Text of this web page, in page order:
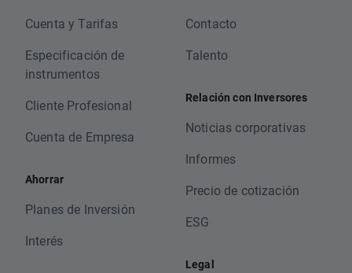
Cuenta y Tarifas
Especificación de
instrumentos
Cliente Profesional
Cuenta de Empresa
Ahorrar
Planes de Inversión
Interés
Contacto
Talento
Relación con Inversores
Noticias corporativas
Informes
Precio de cotización
ESG
Legal